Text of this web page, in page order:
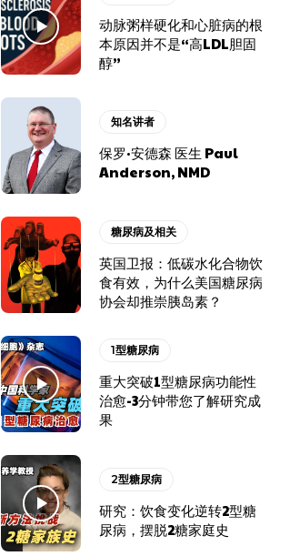
动脉粥样硬化和心脏病的根
本原因并不是“高LDL胆固
醇”
知名讲者
保罗·安德森 医生 Paul
Anderson, NMD
糖尿病及相关
英国卫报：低碳水化合物饮
食有效，为什么美国糖尿病
协会却推崇胰岛素？
1型糖尿病
重大突破1型糖尿病功能性
治愈-3分钟带您了解研究成
果
2型糖尿病
研究：饮食变化逆转2型糖
尿病，摆脱2糖家庭史